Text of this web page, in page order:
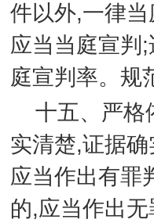
件以外,一律
应当当庭宣判 ;
庭宣判率。规
十五、严格
实清楚,证据
应当作出有罪
的,应当作出